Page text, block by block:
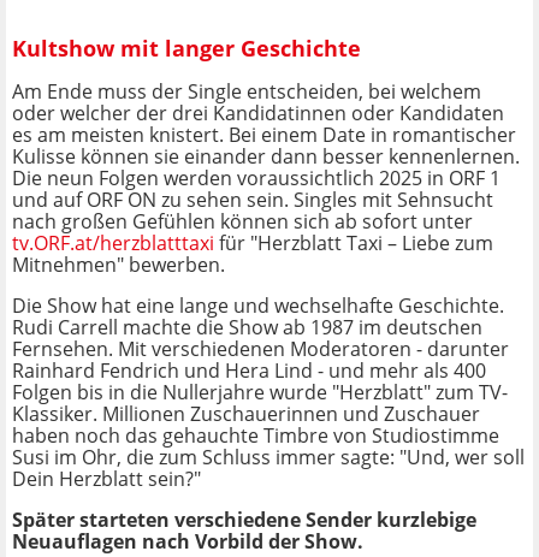
Kultshow mit langer Geschichte
Am Ende muss der Single entscheiden, bei welchem
oder welcher der drei Kandidatinnen oder Kandidaten
es am meisten knistert. Bei einem Date in romantischer
Kulisse können sie einander dann besser kennenlernen.
Die neun Folgen werden voraussichtlich 2025 in ORF 1
und auf ORF ON zu sehen sein. Singles mit Sehnsucht
nach großen Gefühlen können sich ab sofort unter
tv.ORF.at/herzblatttaxi für "Herzblatt Taxi – Liebe zum
Mitnehmen" bewerben.
Die Show hat eine lange und wechselhafte Geschichte.
Rudi Carrell machte die Show ab 1987 im deutschen
Fernsehen. Mit verschiedenen Moderatoren - darunter
Rainhard Fendrich und Hera Lind - und mehr als 400
Folgen bis in die Nullerjahre wurde "Herzblatt" zum TV-
Klassiker. Millionen Zuschauerinnen und Zuschauer
haben noch das gehauchte Timbre von Studiostimme
Susi im Ohr, die zum Schluss immer sagte: "Und, wer soll
Dein Herzblatt sein?"
Später starteten verschiedene Sender kurzlebige
Neuauflagen nach Vorbild der Show.